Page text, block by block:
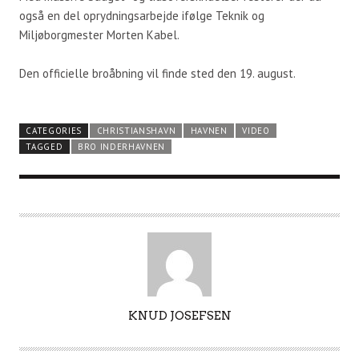
også en del oprydningsarbejde ifølge Teknik og
Miljøborgmester Morten Kabel.
Den officielle broåbning vil finde sted den 19. august.
CATEGORIES CHRISTIANSHAVN HAVNEN
VIDEO
TAGGED
BRO INDERHAVNEN
T
KNUD JOSEFSEN